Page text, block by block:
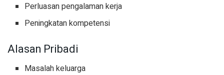
Perluasan pengalaman kerja
Peningkatan kompetensi
Alasan Pribadi
Masalah keluarga